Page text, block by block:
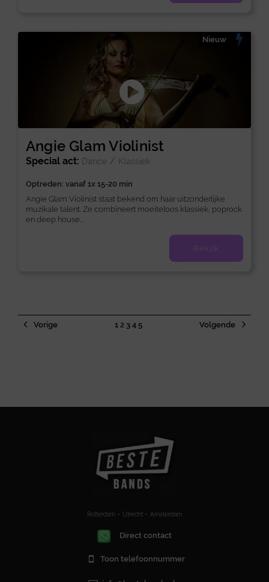
Angie Glam Violinist
Nieuw
Special act: Dance / Klassiek
Optreden: vanaf 1x 15-20 min
Angie Glam Violinist staat bekend om haar uitzonderlijke
muzikale talent. Ze combineert moeiteloos klassiek, poprock
en deep house...
Bekijk
Vorige 1 2 3 4 5 Volgende
Rotterdam – Utrecht – Amsterdam
Direct contact
Toon telefoonnummer